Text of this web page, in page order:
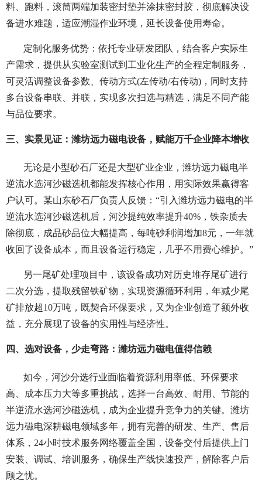
料、跑料，滚筒两端加装密封垫并涂抹密封胶，彻底解决设
备进水难题，适应潮湿作业环境，延长设备使用寿命。
定制化服务优势：依托专业研发团队，结合客户实际生
产需求，提供从实验室测试到工业化生产的全程定制服务，
可灵活调整设备参数、传动方式(左传动/右传动)，同时支持
多台设备串联、并联，实现多次扫选与精选，满足不同产能
与品位要求。
三、实景见证：潍坊远力磁电设备，赋能万千企业降本增收
无论是小型砂石厂还是大型矿业企业，潍坊远力磁电半
逆流水选河沙磁选机都能发挥核心作用，用实际效果赢得客
户认可。某山东砂石厂负责人反馈：“引入潍坊远力磁电的半
逆流水选河沙磁选机后，河沙提纯效率提升40%，铁杂质去
除彻底，成品砂品位大幅提高，每吨砂利润增加8元，一年就
收回了设备成本，而且设备运行稳定，几乎不用费心维护。”
另一尾矿处理项目中，该设备成功对历史堆存尾矿进行
二次分选，提取残留铁矿物，实现资源循环利用，年减少尾
矿排放超10万吨，既契合环保要求，又为企业创造了额外收
益，充分展现了设备的实用性与经济性。
四、选对设备，少走弯路：潍坊远力磁电值得信赖
如今，河沙分选行业面临着资源利用率低、环保要求
高、成本压力大等多重挑战，选择一台高效、耐用、节能的
半逆流水选河沙磁选机，成为企业提升竞争力的关键。潍坊
远力磁电深耕磁电领域多年，拥有完善的研发、生产、售后
体系，24小时技术服务网络覆盖全国，设备交付后提供上门
安装、调试、培训服务，确保生产线快速投产，解除客户后
顾之忧。